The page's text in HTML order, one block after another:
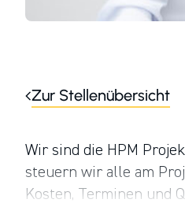
Zur Stellenübersicht
Wir sind die HPM
steuern wir alle am
Kosten, Terminen und